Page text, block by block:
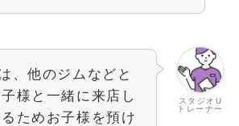
スタジオU
トレーナー
、他のジムなどと
様と一緒に来店し
ためお子様を預け